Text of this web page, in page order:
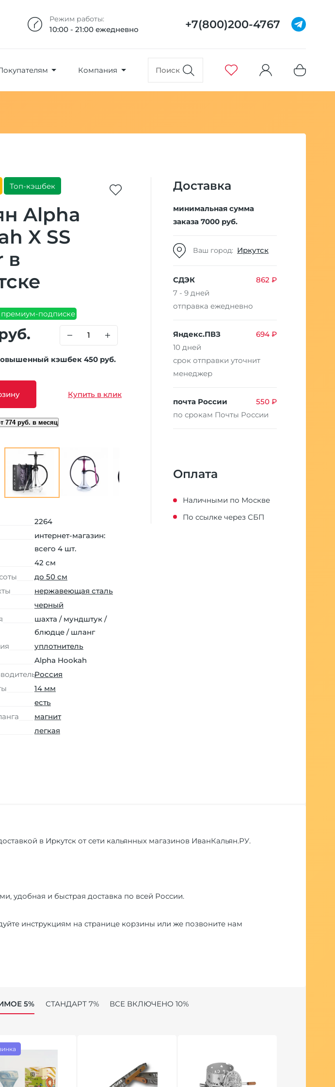
Режим работы:
10:00 - 21:00 ежедневно +7(800)200-4767
Компания
в избранное
кол-во товара
Топ-кэшбек
Alpha
X SS
в
премиум-подписке
кэшбек 450 руб.
Купить в клик
774 руб. в месяц
2264
интернет-магазин:
всего 4 шт.
42 см
до 50 см
нержавеющая сталь
черный
шахта / мундштук /
блюдце / шланг
уплотнитель
Alpha Hookah
Россия
14 мм
есть
магнит
легкая
Доставка
минимальная сумма
заказа 7000 руб.
Ваш город: Иркутск
СДЭК
862 ₽
7 - 9 дней
отправка ежедневно
Яндекс.ПВЗ
694 ₽
10 дней
срок отправки уточнит
менеджер
почта России
550 ₽
по срокам Почты России
Оплата
Наличными по Москве
По ссылке через СБП
в Иркутск от сети кальянных магазинов ИванКальян.РУ.
удобная и быстрая доставка по всей России.
инструкциям на странице корзины или же позвоните нам
5% СТАНДАРТ 7% ВСЕ ВКЛЮЧЕНО 10%